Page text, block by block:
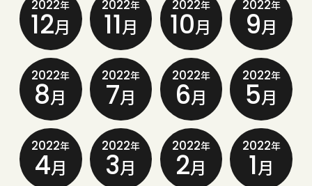
2022年
12月
2022年
11月
2022年
10月
2022年
9月
2022年
8月
2022年
7月
2022年
6月
2022年
5月
2022年
4月
2022年
3月
2022年
2月
2022年
1月